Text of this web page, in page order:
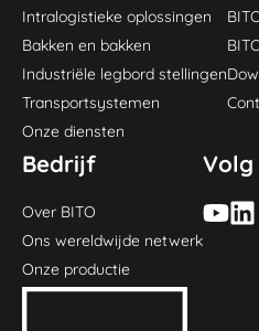
Intralogistieke oplossingen
Bakken en bakken
Industriële legbord stellingen
Transportsystemen
Onze diensten
Bedrijf
Over BITO
Ons wereldwijde netwerk
Onze productie
Volg